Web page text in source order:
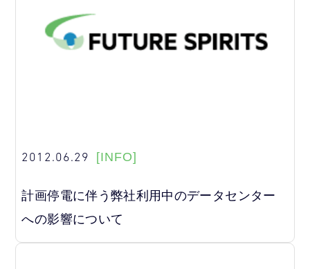
2012.06.29 [INFO]
計画停電に伴う弊社利用中のデータセンター
への影響について